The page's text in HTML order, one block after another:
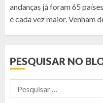
andanças já foram 65
é cada vez maior. Venham
PESQUISAR NO
Pesquisar
por: